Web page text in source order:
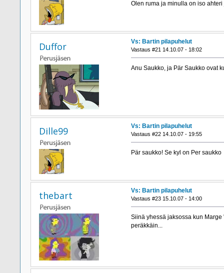
Olen ruma ja minulla on iso
Duffor Vs: Bartin pilapuhelut
Vastaus #21 14.10.07 - 18:02
Anu Saukko, ja Pär Saukko ovat
Dille99 Vs: Bartin pilapuhelut
Vastaus #22 14.10.07 - 19:55
Pär saukko! Se kyl on Per saukko
thebart Vs: Bartin pilapuhelut
Vastaus #23 15.10.07 - 14:00
Siinä yhessä jaksossa kun
peräkkäin...